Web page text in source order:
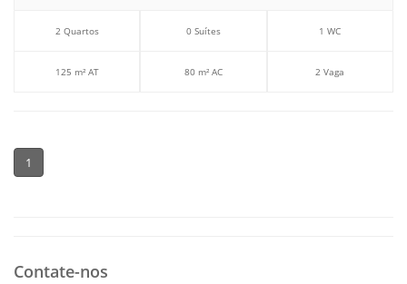
2 Quartos 0 Suítes 1 WC
125 m² AT 80 m² AC 2 Vaga
1
Contate-nos